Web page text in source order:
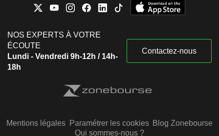
NOS EXPERTS À VOTRE
ÉCOUTE
Lundi - Vendredi 9h-12h / 14h-
18h
Contactez-nous
Mentions légales Paramétrer les cookies Blog Zonebourse
Qui sommes-nous ?